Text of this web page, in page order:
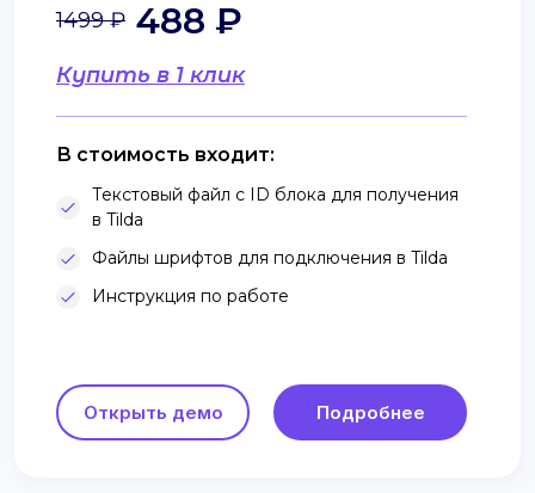
Купить в 1 клик
1499 ₽ 488 ₽
В стоимость входит:
Текстовый файл с ID блока для получения
в Tilda
Файлы шрифтов для подключения в Tilda
Инструкция по работе
Открыть демо Подробнее